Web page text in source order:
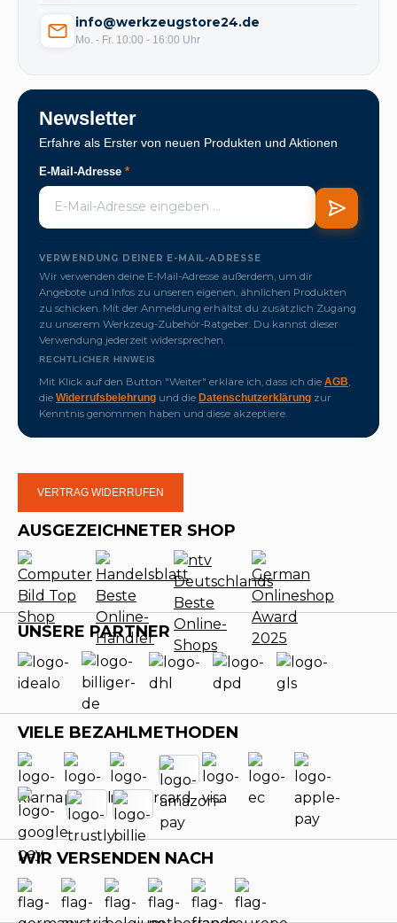
info@werkzeugstore24.de
Mo. - Fr. 10:00 - 16:00 Uhr
Newsletter
Erfahre als Erster von neuen Produkten und Aktionen
E-Mail-Adresse *
VERWENDUNG DEINER E-MAIL-ADRESSE
Wir verwenden deine E-Mail-Adresse außerdem, um dir
Angebote und Infos zu unseren eigenen, ähnlichen Produkten
zu schicken. Mit der Anmeldung erhältst du zusätzlich Zugang
zu unserem Werkzeug-Zubehör-Ratgeber. Du kannst dieser
Verwendung jederzeit widersprechen.
RECHTLICHER HINWEIS
Mit Klick auf den Button "Weiter" erkläre ich, dass ich die AGB
die Widerrufsbelehrung und die Datenschutzerklärung zur
Kenntnis genommen haben und diese akzeptiere.
VERTRAG WIDERRUFEN
AUSGEZEICHNETER SHOP
UNSERE PARTNER
VIELE BEZAHLMETHODEN
WIR VERSENDEN NACH